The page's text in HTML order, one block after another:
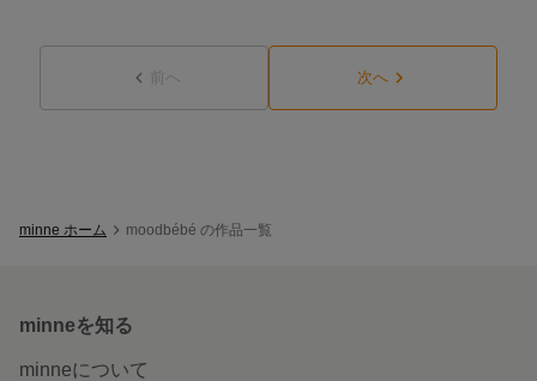
前へ 次へ
minne ホーム moodbébé の作品一覧
minneを知る
minneについて